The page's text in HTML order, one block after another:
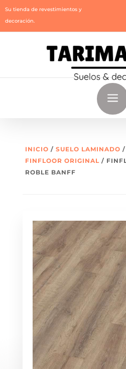
Su tienda de revestimientos y
decoración.
a
INICIO / SUELO LAMINADO /
FINFLOOR ORIGINAL/
ROBLE BANFF